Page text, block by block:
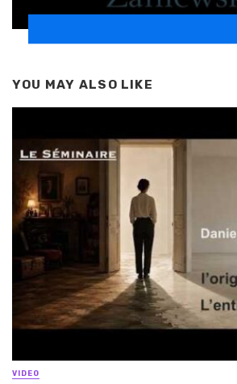
YOU MAY ALSO LIKE
VIDEO